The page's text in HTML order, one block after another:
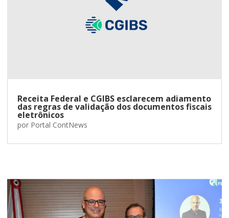
Receita Federal e CGIBS esclarecem adiamento
das regras de validação dos documentos fiscais
eletrônicos
por Portal ContNews